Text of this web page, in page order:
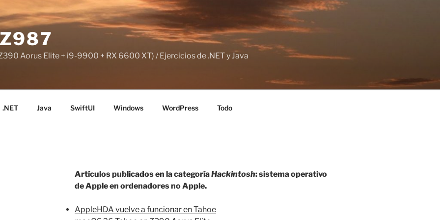
Aorus Elite + i9-9900 + RX 6600 XT) / Ejercicios de .NET y Java
.NET Java SwiftUI Windows WordPress Todo
Artículos publicados en la categoríaHackintosh: sistema operativo
de Apple en ordenadores no Apple.
AppleHDA vuelve a funcionar en Tahoe